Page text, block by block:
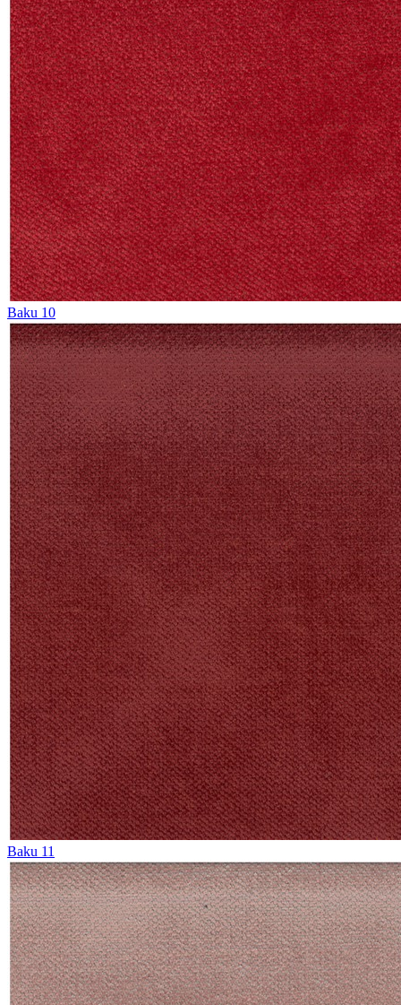
Baku 10
Baku 11